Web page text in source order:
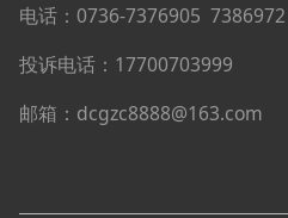
电话：0736-7376905 7386972
投诉电话：17700703999
邮箱：dcgzc8888@163.com